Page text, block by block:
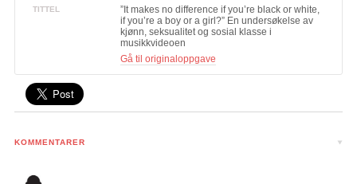
TITTEL
”It makes no difference if you’re black or white,
if you’re a boy or a girl?” En undersøkelse av
kjønn, seksualitet og sosial klasse i
musikkvideoen
Gå til originaloppgave
KOMMENTARER